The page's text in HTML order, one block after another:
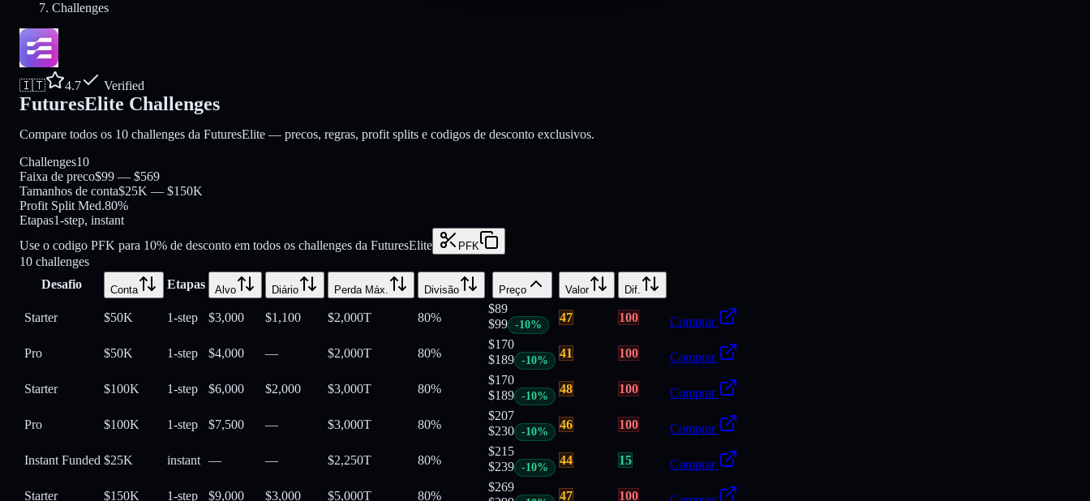
Challenges
🇮🇹 4.7 Verified
FuturesElite Challenges
Compare todos os 10 challenges da FuturesElite — precos, regras, profit splits e codigos de desconto exclusivos.
Challenges10
Faixa de preco$99 — $569
Tamanhos de conta$25K — $150K
Profit Split Med.80%
Etapas1-step, instant
Use o codigo PFK para 10% de desconto em todos os challenges da FuturesElite
PFK
10 challenges
Desafio
Conta Etapas Alvo Diário Perda Máx. Divisão Preço Valor Dif.
Starter $50K 1-step $3,000 $1,100 $2,000T 80%
$89
$99 -10%
47 100 Comprar
Pro $50K 1-step $4,000 — $2,000T 80%
$170
$189 -10%
41 100 Comprar
Starter $100K 1-step $6,000 $2,000 $3,000T 80%
$170
$189 -10%
48 100 Comprar
Pro $100K 1-step $7,500 — $3,000T 80%
$207
$230 -10%
46 100 Comprar
Instant Funded $25K instant — — $2,250T 80%
$215
$239 -10%
44 15 Comprar
Starter $150K 1-step $9,000 $3,000 $5,000T 80%
$269
47 100